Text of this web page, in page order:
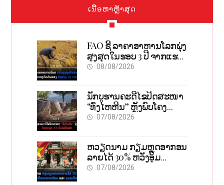
ເນື້ອຫາຫຼ້າສຸດ
FAO ຊີ້ ລາຄາອາຫານໂລກພຸ່ງ
ສູງສຸດໃນຮອບ 3 ປີ ຈາກແຮງ
ກົດດັນຂອງສົງຄາມ, El nino
08/08/2026
ນັກບູຮານຄະດີໄຂປິດສະໜາ
“ທົ່ງໄຫຫີນ” ຫຼັງພົບໂຄງ
ກະດູກ 37 ຄົນໃນຫີນຍັກ
07/08/2026
ຫວຽດນາມ ກຽມຫຼຸດອາກອນ
ລາຍໄດ້ 30% ຫວັງອູ້ມ
ທຸລະກິດຂະໜາດນ້ອຍ ແລະ
07/08/2026